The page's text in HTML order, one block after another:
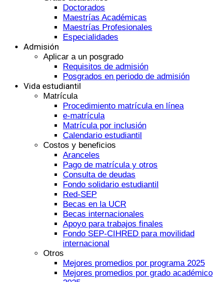
Doctorados
Maestrías Académicas
Maestrías Profesionales
Especialidades
Admisión
Aplicar a un posgrado
Requisitos de admisión
Posgrados en periodo de admisión
Vida estudiantil
Matrícula
Procedimiento matrícula en línea
e-matrícula
Matrícula por inclusión
Calendario estudiantil
Costos y beneficios
Aranceles
Pago de matrícula y otros
Consulta de deudas
Fondo solidario estudiantil
Red-SEP
Becas en la UCR
Becas internacionales
Apoyo para trabajos finales
Fondo SEP-CIHRED para movilidad
internacional
Otros
Mejores promedios por programa 2025
Mejores promedios por grado académico